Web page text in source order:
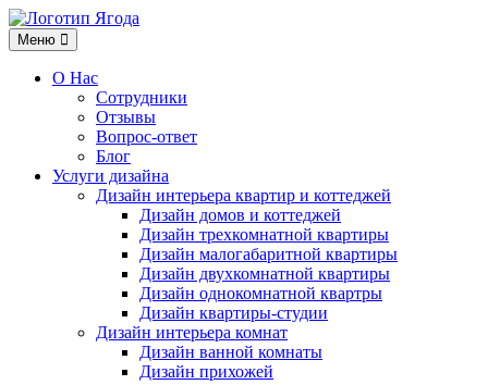
Меню
Меню
О Нас
Сотрудники
Отзывы
Вопрос-ответ
Блог
Услуги дизайна
Дизайн интерьера квартир и коттеджей
Дизайн домов и коттеджей
Дизайн трехкомнатной квартиры
Дизайн малогабаритной квартиры
Дизайн двухкомнатной квартиры
Дизайн однокомнатной квартры
Дизайн квартиры-студии
Дизайн интерьера комнат
Дизайн ванной комнаты
Дизайн прихожей